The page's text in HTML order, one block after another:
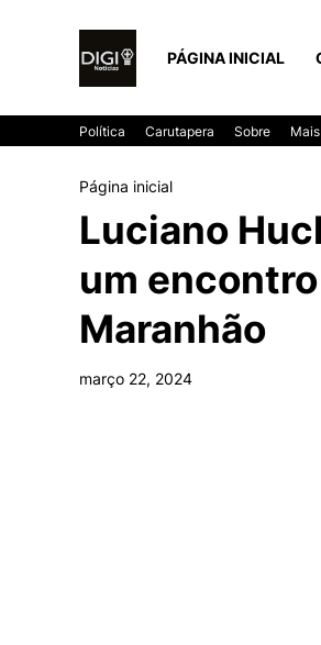
PÁGINA INICIAL
Política Carutapera Sobre Mais
Página inicial
Luciano
um
Maranhão
março 22, 2024